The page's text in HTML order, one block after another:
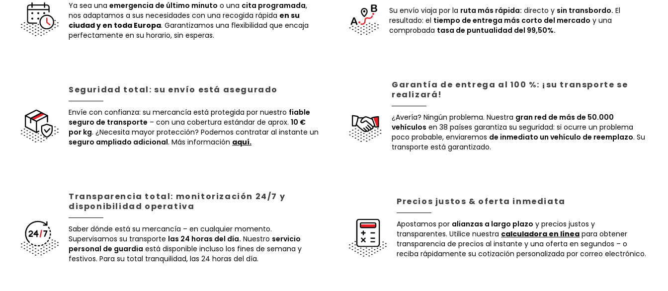
Ya sea una emergencia de último minuto o una cita programada,
nos adaptamos a sus necesidades con una recogida rápida en su
ciudad y en toda Europa. Garantizamos una flexibilidad que encaja
perfectamente en su horario, sin esperas.
Su envío viaja por la ruta más rápida: directo y sin transbordo. El
resultado: el tiempo de entrega más corto del mercado y una
comprobada tasa de puntualidad del 99,50%.
Seguridad total: su envío está asegurado
Envíe con confianza: su mercancía está protegida por nuestro fiable
seguro de transporte – con una cobertura estándar de aprox. 10 €
por kg. ¿Necesita mayor protección? Podemos contratar al instante un
seguro ampliado adicional. Más información aquí.
Garantía de entrega al 100 %: ¡su transporte se
realizará!
¿Avería? Ningún problema. Nuestra gran red de más de 50.000
vehículos en 38 países garantiza su seguridad: si ocurre un problema
poco probable, enviaremos de inmediato un vehículo de reemplazo. Su
transporte está garantizado.
Transparencia total: monitorización 24/7 y
disponibilidad operativa
Saber dónde está su mercancía – en cualquier momento.
Supervisamos su transporte las 24 horas del día. Nuestro servicio
personal de guardia está disponible incluso los fines de semana y
festivos. Para su total tranquilidad, las 24 horas del día.
Precios justos & oferta inmediata
Apostamos por alianzas a largo plazo y precios justos y
transparentes. Utilice nuestra calculadora en línea para obtener
transparencia de precios al instante y una oferta en segundos – o
reciba rápidamente su cotización personalizada por correo electrónico.